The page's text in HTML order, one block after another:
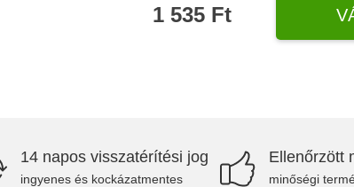
1 535 Ft
14 napos visszatérítési jog
ingyenes és kockázatmentes
Ellenőrzött
minőségi